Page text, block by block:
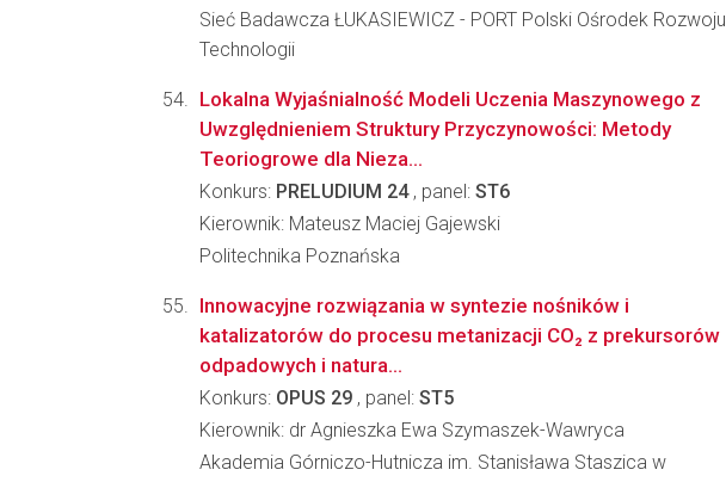
Sieć Badawcza ŁUKASIEWICZ - PORT Polski Ośrodek Rozwoju
Technologii
Lokalna Wyjaśnialność Modeli Uczenia Maszynowego z
Uwzględnieniem Struktury Przyczynowości: Metody
Teoriogrowe dla Nieza...
Konkurs: PRELUDIUM 24, panel: ST6
Kierownik: Mateusz Maciej Gajewski
Politechnika Poznańska
Innowacyjne rozwiązania w syntezie nośników i
katalizatorów do procesu metanizacji CO₂ z prekursorów
odpadowych i natura...
Konkurs: OPUS 29 , panel: ST5
Kierownik: dr Agnieszka Ewa Szymaszek-Wawryca
Akademia Górniczo-Hutnicza im. Stanisława Staszica w